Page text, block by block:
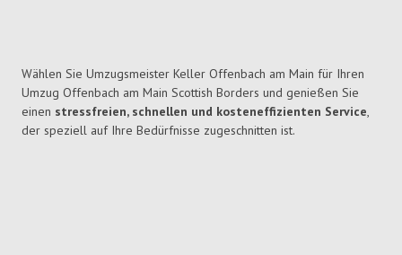
Wählen Sie Umzugsmeister Keller Offenbach am Main für Ihren
Umzug Offenbach am Main Scottish Borders und genießen Sie
einen stressfreien, schnellen und kosteneffizienten Service,
der speziell auf Ihre Bedürfnisse zugeschnitten ist.